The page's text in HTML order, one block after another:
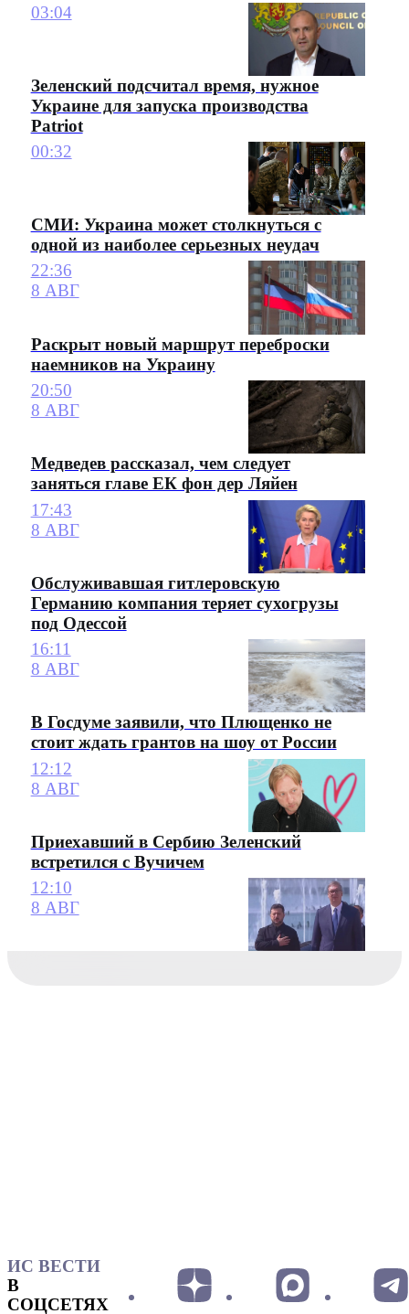
03:04
Зеленский подсчитал время, нужное
Украине для запуска производства
Patriot
00:32
СМИ: Украина может столкнуться с
одной из наиболее серьезных неудач
22:36
8 АВГ
Раскрыт новый маршрут переброски
наемников на Украину
20:50
8 АВГ
Медведев рассказал, чем следует
заняться главе ЕК фон дер Ляйен
17:43
8 АВГ
Обслуживавшая гитлеровскую
Германию компания теряет сухогрузы
под Одессой
16:11
8 АВГ
В Госдуме заявили, что Плющенко не
стоит ждать грантов на шоу от России
12:12
8 АВГ
Приехавший в Сербию Зеленский
встретился с Вучичем
12:10
8 АВГ
ИС ВЕСТИ
В
СОЦСЕТЯХ